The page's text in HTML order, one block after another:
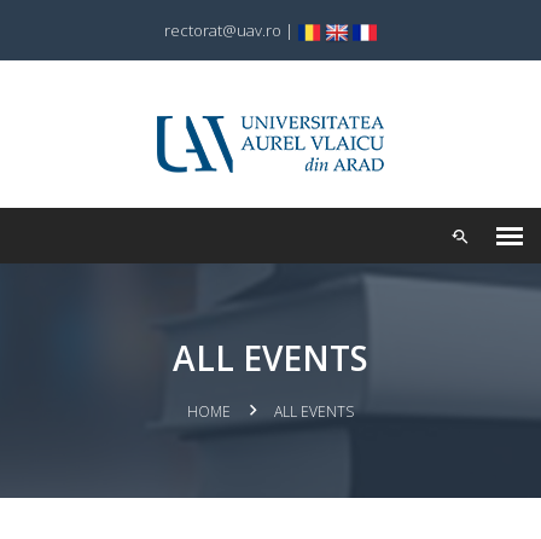
rectorat@uav.ro |
ALL EVENTS
HOME ALL EVENTS